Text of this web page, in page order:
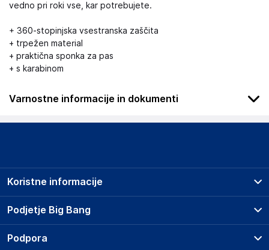
vedno pri roki vse, kar potrebujete.
+ 360-stopinjska vsestranska zaščita
+ trpežen material
+ praktična sponka za pas
+ s karabinom
Varnostne informacije in dokumenti
.
izdelka in lahko vključujejo ključne varnostne informacije,
povezane z določenim izdelkom.
Podjetje Big Bang
O podjetju
Koristne informacije
Prodajna mesta
Storitve
Podpora